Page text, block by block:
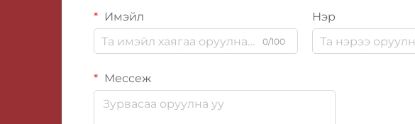
Имэйл
0/100
Нэр
Мессеж